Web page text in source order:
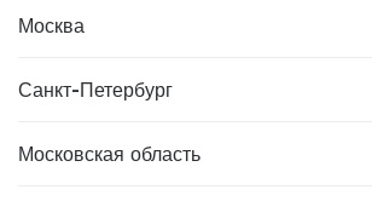
Москва
Санкт-Петербург
Московская область